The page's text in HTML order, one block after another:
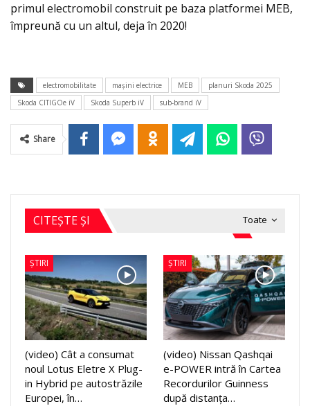
primul electromobil construit pe baza platformei MEB,
împreună cu un altul, deja în 2020!
electromobilitate mașini electrice MEB
planuri Skoda 2025
Skoda CITIGOe iV
Skoda Superb iV sub-brand iV
Share
Toate
CITEȘTE ȘI
ȘTIRI
(video) Cât a consumat
noul Lotus Eletre X Plug-
in Hybrid pe autostrăzile
Europei, în…
ȘTIRI
(video) Nissan Qashqai
e-POWER intră în Cartea
Recordurilor Guinness
după distanța…